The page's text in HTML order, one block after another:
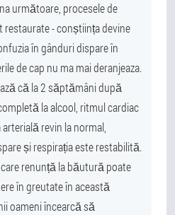
următoare, procesele de
restaurate - conștiința devine
în gânduri dispare în
de cap nu ma mai deranjeaza.
că la 2 săptămâni după
la alcool, ritmul cardiac
revin la normal,
și respirația este restabilită.
renunță la băutură poate
în greutate în această
oameni încearcă să